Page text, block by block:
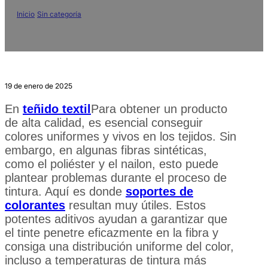
Inicio Sin categoría
19 de enero de 2025
En teñido textil Para obtener un producto
de alta calidad, es esencial conseguir
colores uniformes y vivos en los tejidos. Sin
embargo, en algunas fibras sintéticas,
como el poliéster y el nailon, esto puede
plantear problemas durante el proceso de
tintura. Aquí es donde soportes de
colorantes resultan muy útiles. Estos
potentes aditivos ayudan a garantizar que
el tinte penetre eficazmente en la fibra y
consiga una distribución uniforme del color,
incluso a temperaturas de tintura más